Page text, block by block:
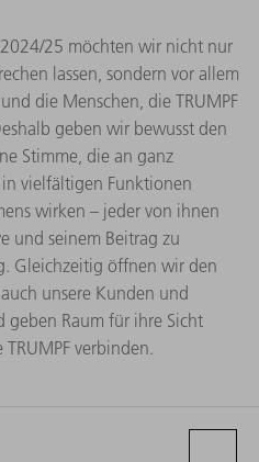
25 möchten wir nicht nur
lassen, sondern vor allem
die Menschen, die TRUMPF
geben wir bewusst den
Stimme, die an ganz
vielfältigen Funktionen
wirken – jeder von ihnen
und seinem Beitrag zu
Gleichzeitig öffnen wir den
unsere Kunden und
geben Raum für ihre Sicht
verbinden.